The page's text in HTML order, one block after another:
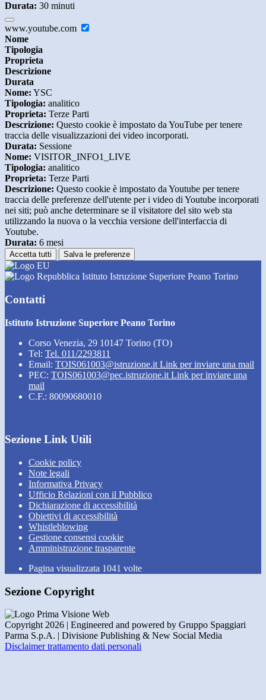
Durata: 30 minuti
www.youtube.com
Nome
Tipologia
Proprieta
Descrizione
Durata
Nome: YSC
Tipologia: analitico
Proprieta: Terze Parti
Descrizione: Questo cookie è impostato da YouTube per tenere
traccia delle visualizzazioni dei video incorporati.
Durata: Sessione
Nome: VISITOR_INFO1_LIVE
Tipologia: analitico
Proprieta: Terze Parti
Descrizione: Questo cookie è impostato da Youtube per tenere
traccia delle preferenze dell'utente per i video di Youtube incorporati
nei siti; può anche determinare se il visitatore del sito web sta
utilizzando la nuova o la vecchia versione dell'interfaccia di
Youtube.
Durata: 6 mesi
Accetta tutti Salva le preferenze
Istituto Istruzione Superiore Peano Torino
Contatti
Istituto Istruzione Superiore Peano Torino
Corso Venezia, 29 10147 Torino (TO)
Tel: Tel. 011/2293811
Email: TOIS061003@istruzione.it Link per inviare una mail
PEC: TOIS061003@pec.istruzione.it Link per inviare una
mail
C.F.: 80090680010
Sezione Link Utili
Cookie policy
Note legali
Informativa Privacy
Ufficio Relazioni con il Pubblico
Dichiarazione di accessibilità
Obiettivi di accessibilità
Whistleblowing
Gestione consensi cookie
Amministrazione trasparente
Pagina visualizzata 1041 volte
Sezione Copyright
Copyright 2026 | Engineered and powered by Gruppo Spaggiari
Parma S.p.A. | Divisione Publishing & New Social Media
Disclaimer trattamento dati personali